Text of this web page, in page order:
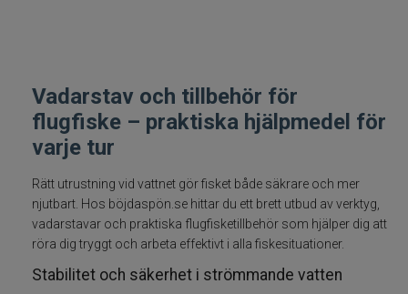
Flugbindning
Flugfiskeset
Vadarstav och tillbehör för
flugfiske – praktiska hjälpmedel för
varje tur
Rätt utrustning vid vattnet gör fisket både säkrare och mer
njutbart. Hos böjdaspön.se hittar du ett brett utbud av verktyg,
vadarstavar och praktiska flugfisketillbehör som hjälper dig att
röra dig tryggt och arbeta effektivt i alla fiskesituationer.
Stabilitet och säkerhet i strömmande vatten